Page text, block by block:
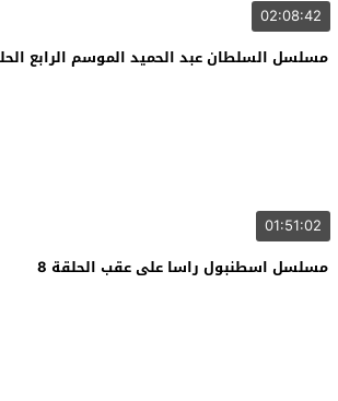
02:08:42
مسلسل السلطان عبد الحميد الموسم الرابع
01:51:02
مسلسل اسطنبول راسا على عقب الحلقة 8